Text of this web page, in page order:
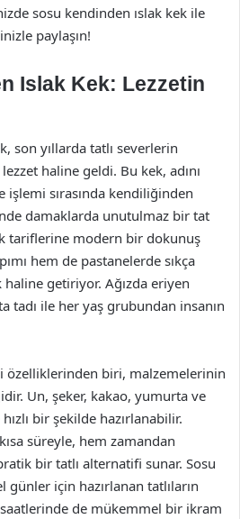
sosu kendinden ıslak kek ile
paylaşın!
Islak Kek: Lezzetin
son yıllarda tatlı severlerin
haline geldi. Bu kek, adını
işlemi sırasında kendiliğinden
damaklarda unutulmaz bir tat
tariflerine modern bir dokunuş
hem de pastanelerde sıkça
getiriyor. Ağızda eriyen
tadı ile her yaş grubundan insanın
özelliklerinden biri, malzemelerinin
Un, şeker, kakao, yumurta ve
bir şekilde hazırlanabilir.
süreyle, hem zamandan
bir tatlı alternatifi sunar. Sosu
günler için hazırlanan tatlıların
saatlerinde de mükemmel bir ikram